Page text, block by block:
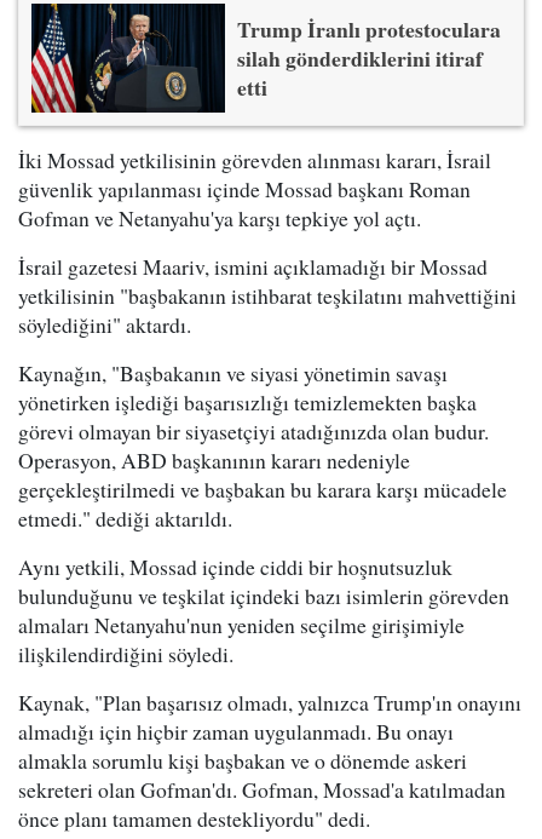
Trump İranlı protestoculara
silah gönderdiklerini itiraf
etti
İki Mossad yetkilisinin görevden alınması kararı, İsrail
güvenlik yapılanması içinde Mossad başkanı Roman
Gofman ve Netanyahu'ya karşı tepkiye yol açtı.
İsrail gazetesi Maariv, ismini açıklamadığı bir Mossad
yetkilisinin "başbakanın istihbarat teşkilatını mahvettiğini
söylediğini" aktardı.
Kaynağın, "Başbakanın ve siyasi yönetimin savaşı
yönetirken işlediği başarısızlığı temizlemekten başka
görevi olmayan bir siyasetçiyi atadığınızda olan budur.
Operasyon, ABD başkanının kararı nedeniyle
gerçekleştirilmedi ve başbakan bu karara karşı mücadele
etmedi." dediği aktarıldı.
Aynı yetkili, Mossad içinde ciddi bir hoşnutsuzluk
bulunduğunu ve teşkilat içindeki bazı isimlerin görevden
almaları Netanyahu'nun yeniden seçilme girişimiyle
ilişkilendirdiğini söyledi.
Kaynak, "Plan başarısız olmadı, yalnızca Trump'ın onayını
almadığı için hiçbir zaman uygulanmadı. Bu onayı
almakla sorumlu kişi başbakan ve o dönemde askeri
sekreteri olan Gofman'dı. Gofman, Mossad'a katılmadan
önce planı tamamen destekliyordu" dedi.